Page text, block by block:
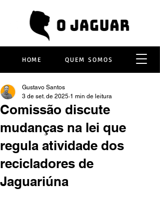
HOME QUEM SOMOS
Comissão discute
mudanças na lei que
regula atividade dos
recicladores de
Jaguariúna
Gustavo Santos
3 de set. de 2025 1 min de leitura